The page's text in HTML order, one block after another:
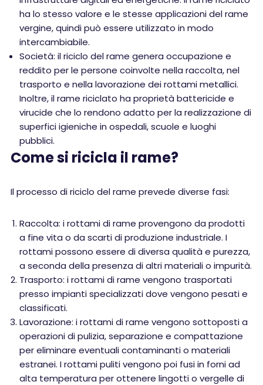
ha lo stesso valore e le stesse applicazioni del rame
vergine, quindi può essere utilizzato in modo
intercambiabile.
Società: il riciclo del rame genera occupazione e
reddito per le persone coinvolte nella raccolta, nel
trasporto e nella lavorazione dei rottami metallici.
Inoltre, il rame riciclato ha proprietà battericide e
virucide che lo rendono adatto per la realizzazione di
superfici igieniche in ospedali, scuole e luoghi
pubblici.
Come si ricicla il rame?
Il processo di riciclo del rame prevede diverse fasi:
Raccolta: i rottami di rame provengono da prodotti
a fine vita o da scarti di produzione industriale. I
rottami possono essere di diversa qualità e purezza,
a seconda della presenza di altri materiali o impurità.
Trasporto: i rottami di rame vengono trasportati
presso impianti specializzati dove vengono pesati e
classificati.
Lavorazione: i rottami di rame vengono sottoposti a
operazioni di pulizia, separazione e compattazione
per eliminare eventuali contaminanti o materiali
estranei. I rottami puliti vengono poi fusi in forni ad
alta temperatura per ottenere lingotti o vergelle di